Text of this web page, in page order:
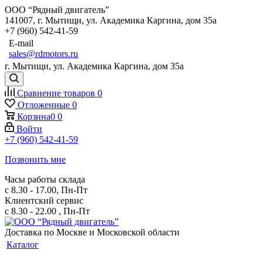
ООО “Рядный двигатель”
141007, г. Мытищи, ул. Академика Каргина, дом 35а
+7 (960) 542-41-59
E-mail
sales@rdmotors.ru
г. Мытищи, ул. Академика Каргина, дом 35а
Сравнение товаров 0
Отложенные 0
Корзина0 0
Войти
+7 (960) 542-41-59
Позвонить мне
Часы работы склада
с 8.30 - 17.00, Пн-Пт
Клиентский сервис
с 8.30 - 22.00 , Пн-Пт
Доставка по Москве и Московской области
Каталог